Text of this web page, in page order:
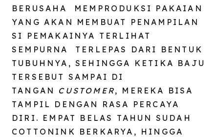
BERUSAHA MEMPRODUKSI PAKAIAN
YANG AKAN MEMBUAT PENAMPILAN
SI PEMAKAINYA TERLIHAT
SEMPURNA TERLEPAS DARI BENTUK
TUBUHNYA, SEHINGGA KETIKA BAJU
TERSEBUT SAMPAI DI
TANGAN CUSTOMER, MEREKA BISA
TAMPIL DENGAN RASA PERCAYA
DIRI. EMPAT BELAS TAHUN SUDAH
COTTONINK BERKARYA, HINGGA